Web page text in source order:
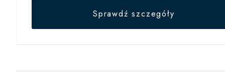
Sprawdź szczegóły